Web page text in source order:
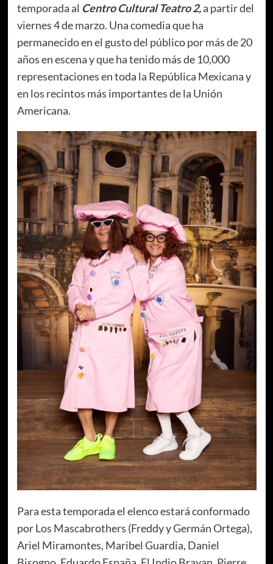
temporada al Centro Cultural Teatro 2,a partir del
viernes 4 de marzo. Una comedia que ha
permanecido en el gusto del público por más de 20
años en escena y que ha tenido más de 10,000
representaciones en toda la República Mexicana y
en los recintos más importantes de la Unión
Americana.
Para esta temporada el elenco estará conformado
por Los Mascabrothers (Freddy y Germán Ortega),
Ariel Miramontes, Maribel Guardia, Daniel